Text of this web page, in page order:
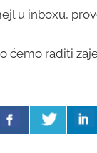
u inboxu,
ćemo raditi